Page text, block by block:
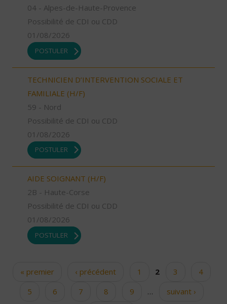
04 - Alpes-de-Haute-Provence
Possibilité de CDI ou CDD
01/08/2026
POSTULER
TECHNICIEN D’INTERVENTION SOCIALE ET
FAMILIALE (H/F)
59 - Nord
Possibilité de CDI ou CDD
01/08/2026
POSTULER
AIDE SOIGNANT (H/F)
2B - Haute-Corse
Possibilité de CDI ou CDD
01/08/2026
POSTULER
Pages« premier ‹ précédent 1 2 3
4
5
6 7 8 9 …
suivant ›